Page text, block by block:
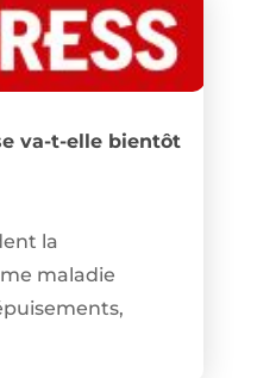
va-t-elle bientôt
la
maladie